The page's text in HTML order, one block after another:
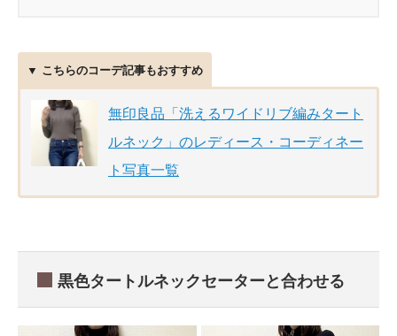
▼ こちらのコーデ記事もおすすめ
無印良品「洗えるワイドリブ編みタート
ルネック」のレディース・コーディネー
ト写真一覧
黒色タートルネックセーターと合わせる